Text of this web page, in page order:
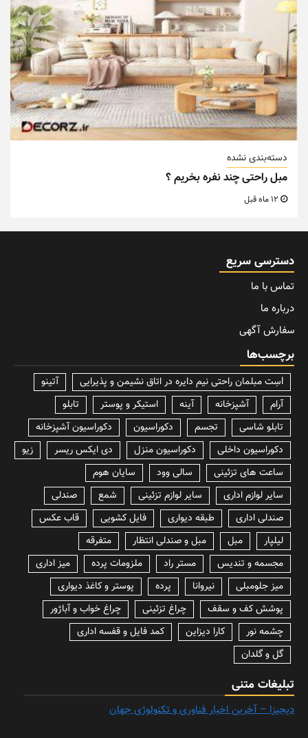
دسته‌بندی نشده
مبل راحتی چند نفره بخریم ؟
دسترسی سریع
تماس با ما
درباره ما
سفارش آگهی
برچسب‌ها
lسِت مبلمان راحتی نیم دایره در اتاق نشیمن و پذیرایی
آتینو
آرام
آشپزخانه آینه استیکر و پوستر
تابلو
تابلو شاسی
تجسم دکوراسیون
دکوراسیون آشپزخانه
دکوراسیون داخلی
دکوراسیون منزل دی ایکس ریسر
زیو
ساعت های تزئینی
سالی وود
سایان هوم
سایر لوازم اداری
سایر لوازم تزئینی شمع
صندلی
صندلی اداری
طبقه دیواری فایل کشویی
قاب عکس
لیلپار
مبل مبل و صندلی انتظار
متفرقه
مجسمه و تندیس
مستر راد ملزومات پرده
میز اداری
میز جلومبلی
نیروانا پرده
پوستر و کاغذ دیواری
پوشش کف و سقف
چراغ تزئینی
چراغ خواب و آباژور
چشمه نور
کارا دیزاین
کمد فایل و قفسه اداری
گل و گلدان
تبلیغات متنی
دیجیزا – آخرین اخبار فناوری و تکنولوژی جهان